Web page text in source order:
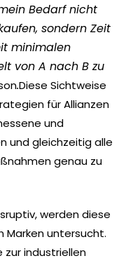
Bedarf nicht
sondern Zeit
minimalen
von A nach B zu
.Diese Sichtweise
für Allianzen
und
und gleichzeitig alle
genau zu
werden diese
Marken untersucht.
zur industriellen